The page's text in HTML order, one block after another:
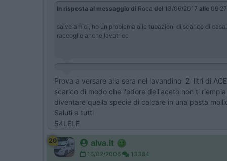
In risposta al messaggio di Roca del 13/06/2017 alle
salve amici, ho un problema alle tubazioni di scarico di
raccoglie anche lavatrice
Prova a versare alla sera nel lavandino 2 litri di
scarico di modo che l'odore dell'aceto non ti
diventare quella specie di calcare in una pasta
Saluti a tutti
54LELE
20 alva.it
16/02/2006 13384